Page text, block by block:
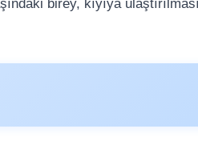
birey, kıyıya